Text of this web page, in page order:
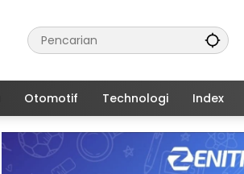
Otomotif Technologi Index